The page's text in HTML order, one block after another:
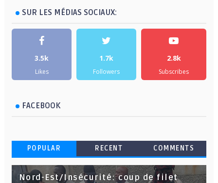
SUR LES MÉDIAS SOCIAUX:
3.5k
Likes
1.7k
Followers
2.8k
Subscribes
FACEBOOK
POPULAR RECENT COMMENTS
Nord-Est/Insécurité: coup de filet